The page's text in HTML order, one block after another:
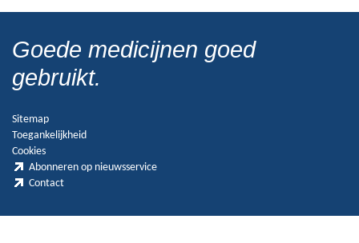
Goede medicijnen goed
gebruikt.
Sitemap
Toegankelijkheid
Cookies
Abonneren op nieuwsservice
Contact